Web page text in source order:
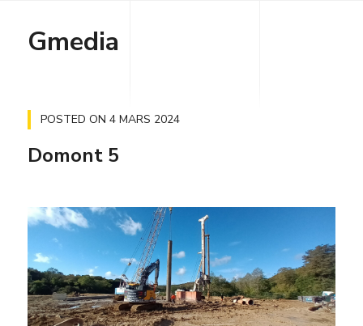
Gmedia
POSTED ON 4 MARS 2024
Domont 5